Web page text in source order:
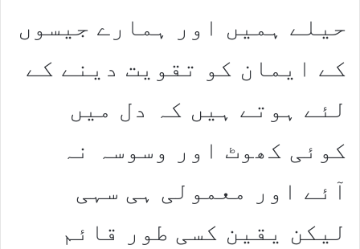
حیلے ہمیں اور ہمارے جیسوں
کے ایمان کو تقویت دینے کے
لئے ہوتے ہیں کہ دل میں
کوئی کھوٹ اور وسوسہ نہ
آئے اور معمولی ہی سہی
لیکن یقین کسی طور قائم